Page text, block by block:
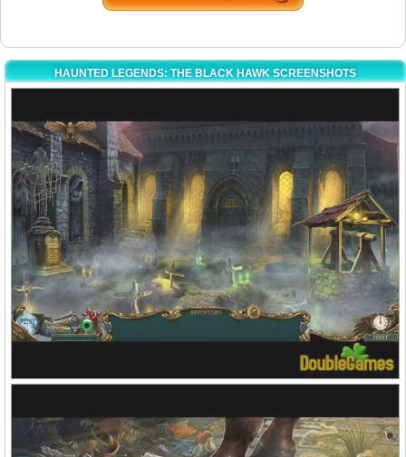
HAUNTED LEGENDS: THE BLACK HAWK SCREENSHOTS